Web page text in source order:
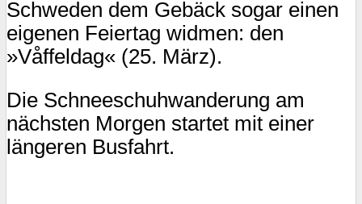
Schweden dem Gebäck sogar einen
eigenen Feiertag widmen: den
»Våffeldag« (25. März).
Die Schneeschuhwanderung am
nächsten Morgen startet mit einer
längeren Busfahrt.